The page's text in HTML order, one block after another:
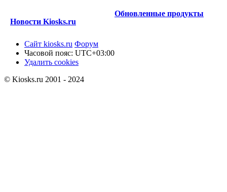
Новости Kiosks.ru
Обновленные продукты
Сайт kiosks.ru Форум
Часовой пояс: UTC+03:00
Удалить cookies
© Kiosks.ru 2001 - 2024